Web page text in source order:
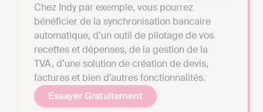
Chez Indy par exemple, vous pourrez
bénéficier de la synchronisation bancaire
automatique, d’un outil de pilotage de vos
recettes et dépenses, de la gestion de la
TVA, d’une solution de création de devis,
factures et bien d’autres fonctionnalités.
Essayer Gratuitement